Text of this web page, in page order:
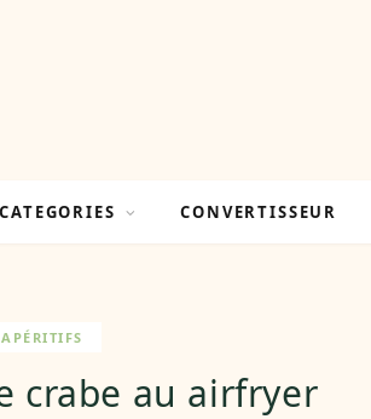
CATEGORIES CONVERTISSEUR
APÉRITIFS
crabe au airfryer